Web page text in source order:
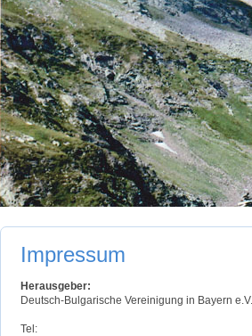
Impressum
Herausgeber:
Deutsch-Bulgarische Vereinigung in Bayern e.V.
Tel: